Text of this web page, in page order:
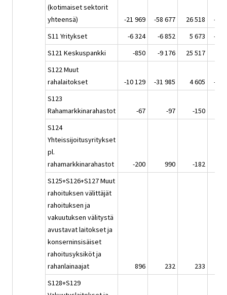
(kotimaiset sektorit
yhteensä)
-21 969 -58 677 26 518
-36
S11 Yritykset
-6 324 -6 852 5 673
-13
S121 Keskuspankki
-850 -9 176 25 517
S122 Muut
rahalaitokset
-10 129 -31 985 4 605
-10
S123
Rahamarkkinarahastot
-67 -97
-150
S124
Yhteissijoitusyritykset
pl.
rahamarkkinarahastot
-200 990 -182
S125+S126+S127 Muut
rahoituksen välittäjät
rahoituksen ja
vakuutuksen välitystä
avustavat laitokset ja
konserninsisäiset
rahoitusyksiköt ja
rahanlainaajat
896 232 233
S128+S129